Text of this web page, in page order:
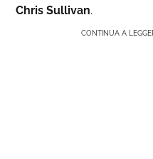
Chris Sullivan.
CONTINUA A